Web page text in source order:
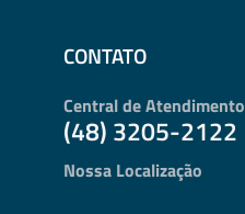
CONTATO
Central de Atendimento
(48) 3205-2122
Nossa Localização